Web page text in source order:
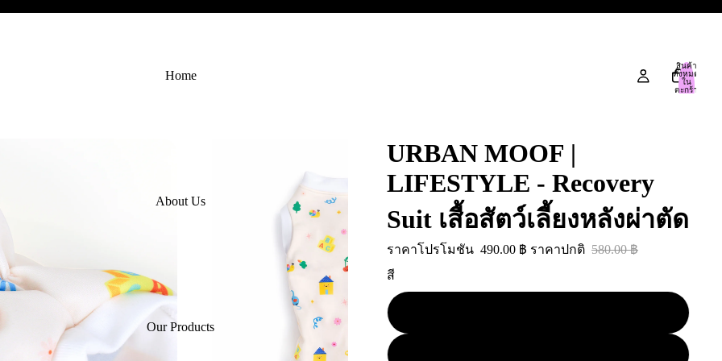
Home
About Us
Our Products
สินค้า
ทั้งหมด
ใน
ตะกร้า
URBAN MOOF |
LIFESTYLE - Recovery
Suit เสื้อสัตว์เลี้ยงหลังผ่าตัด
ราคาโปรโมชัน 490.00 ฿ ราคาปกติ 580.00 ฿
สี